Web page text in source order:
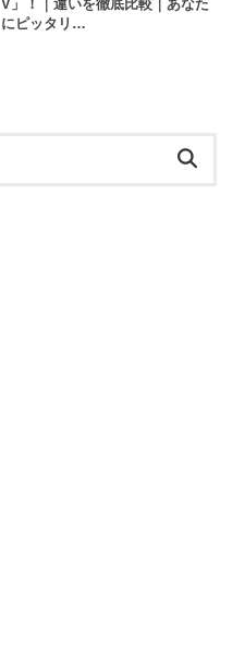
V」！｜違いを徹底比較｜あなた
にピッタリ…